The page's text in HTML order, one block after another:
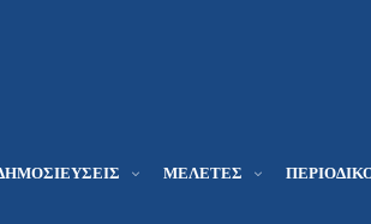
ΜΕΛΕΤΕΣ